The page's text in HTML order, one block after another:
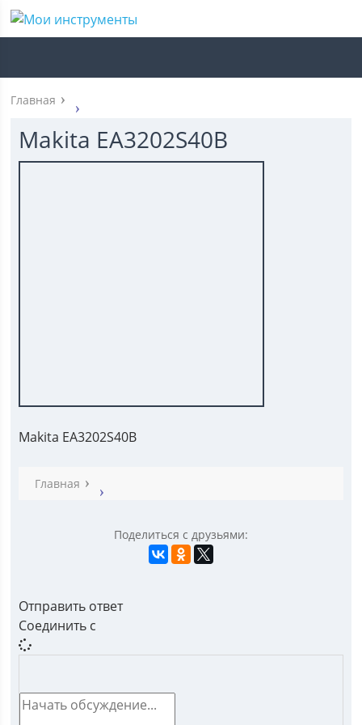
Главная
Makita EA3202S40B
Makita EA3202S40B
Главная
Поделиться с друзьями:
Отправить ответ
Соединить с